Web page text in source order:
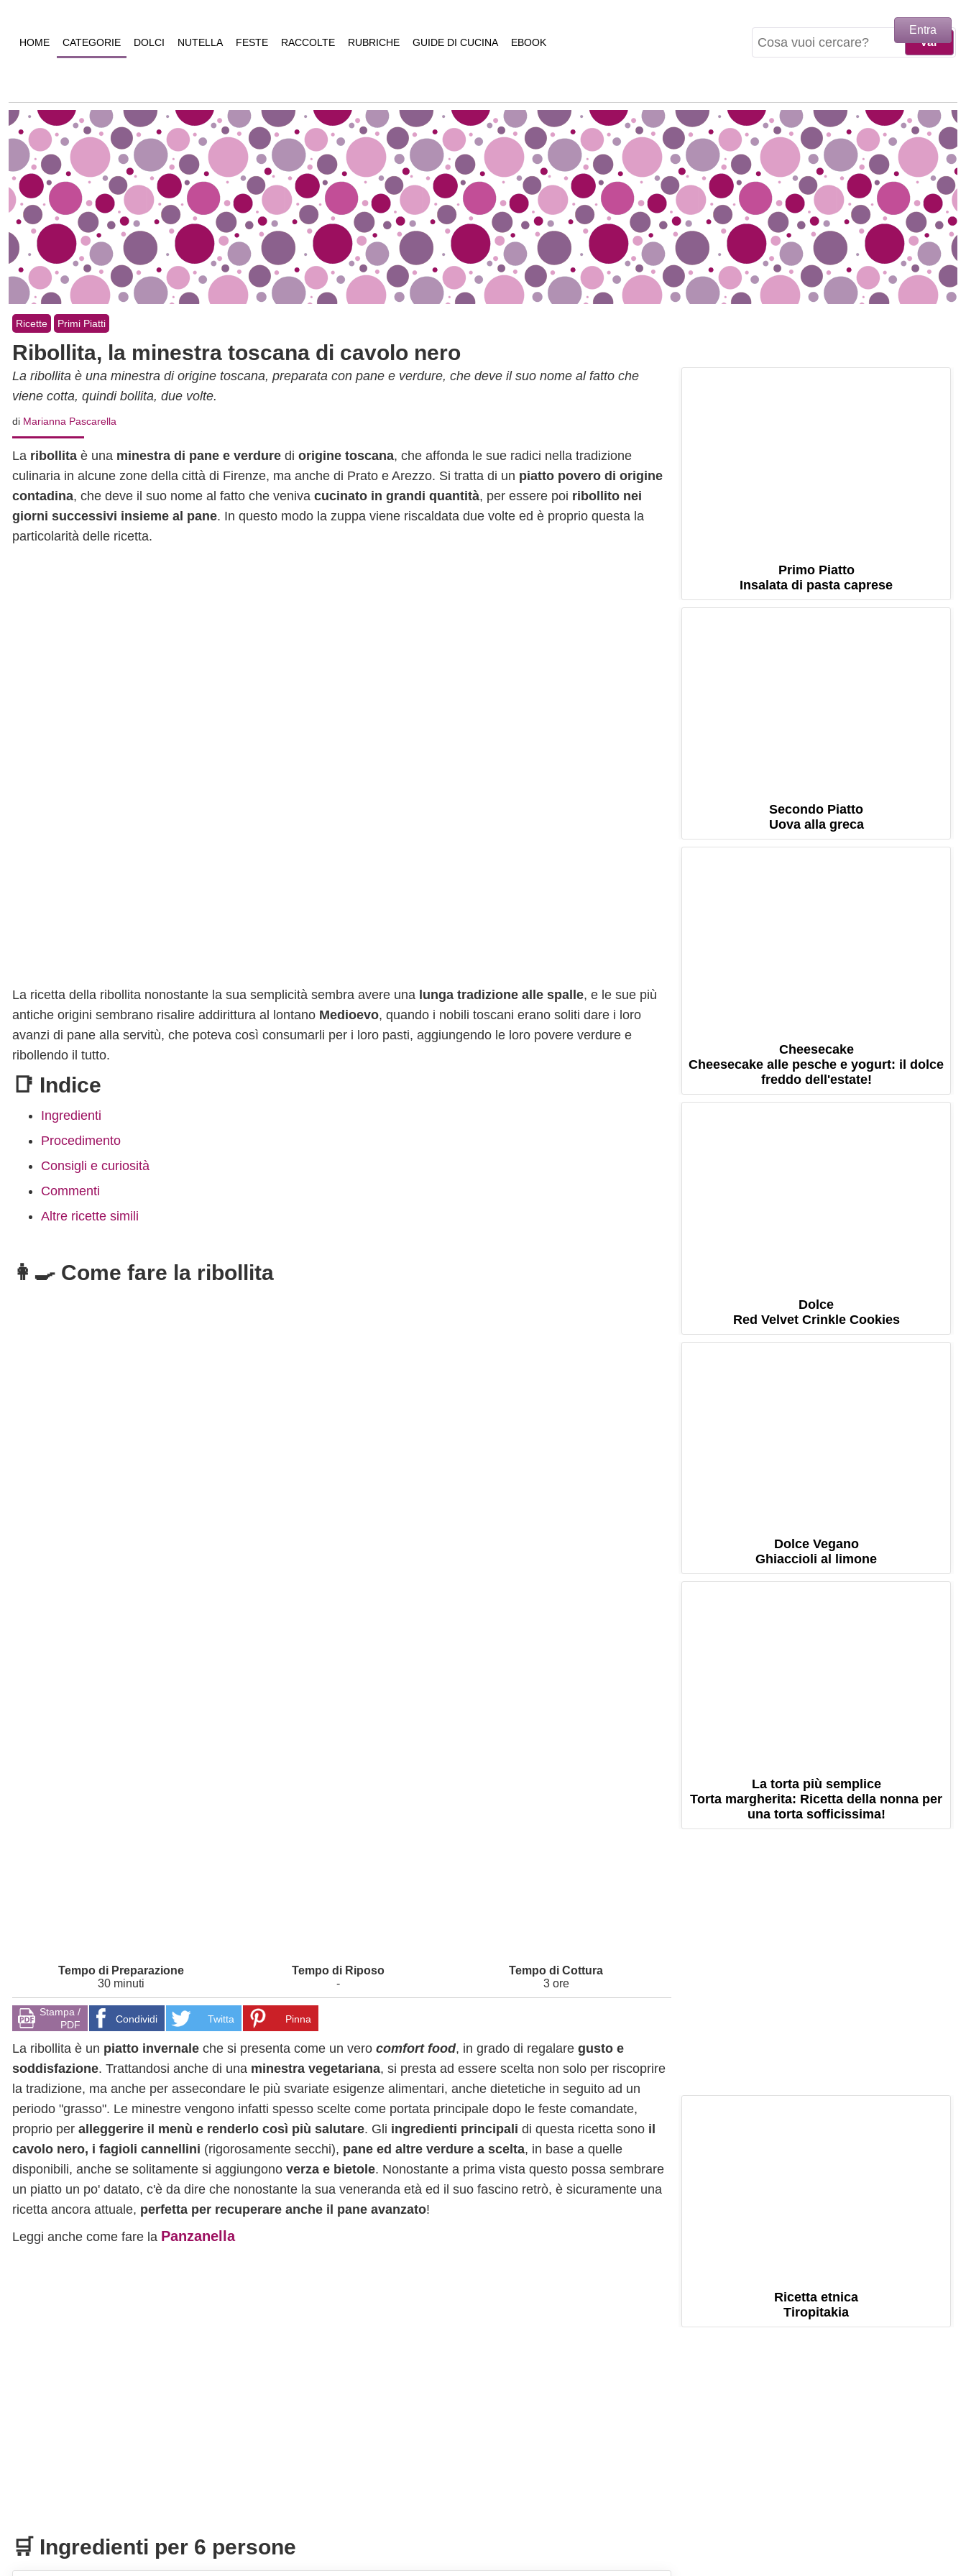
HOME CATEGORIE DOLCI NUTELLA FESTE RACCOLTE RUBRICHE GUIDE DI CUCINA EBOOK
Ricette Primi Piatti
Ribollita, la minestra toscana di cavolo nero
La ribollita è una minestra di origine toscana, preparata con pane e verdure, che deve il suo nome al fatto che
viene cotta, quindi bollita, due volte.
di Marianna Pascarella
La ribollita è una minestra di pane e verdure di origine toscana, che affonda le sue radici nella tradizione
culinaria in alcune zone della città di Firenze, ma anche di Prato e Arezzo. Si tratta di un piatto povero di origine
contadina, che deve il suo nome al fatto che veniva cucinato in grandi quantità, per essere poi ribollito nei
giorni successivi insieme al pane. In questo modo la zuppa viene riscaldata due volte ed è proprio questa la
particolarità delle ricetta.
La ricetta della ribollita nonostante la sua semplicità sembra avere una lunga tradizione alle spalle, e le sue più
antiche origini sembrano risalire addirittura al lontano Medioevo, quando i nobili toscani erano soliti dare i loro
avanzi di pane alla servitù, che poteva così consumarli per i loro pasti, aggiungendo le loro povere verdure e
ribollendo il tutto.
📑 Indice
Ingredienti
Procedimento
Consigli e curiosità
Commenti
Altre ricette simili
👩‍🍳 Come fare la ribollita
30 minuti - 3 ore
Stampa /
PDF
Condividi Twitta Pinna
La ribollita è un piatto invernale che si presenta come un vero comfort food, in grado di regalare gusto e
soddisfazione. Trattandosi anche di una minestra vegetariana, si presta ad essere scelta non solo per riscoprire
la tradizione, ma anche per assecondare le più svariate esigenze alimentari, anche dietetiche in seguito ad un
periodo "grasso". Le minestre vengono infatti spesso scelte come portata principale dopo le feste comandate,
proprio per alleggerire il menù e renderlo così più salutare. Gli ingredienti principali di questa ricetta sono il
cavolo nero, i fagioli cannellini (rigorosamente secchi), pane ed altre verdure a scelta, in base a quelle
disponibili, anche se solitamente si aggiungono verza e bietole. Nonostante a prima vista questo possa sembrare
un piatto un po' datato, c'è da dire che nonostante la sua veneranda età ed il suo fascino retrò, è sicuramente una
ricetta ancora attuale, perfetta per recuperare anche il pane avanzato!
Leggi anche come fare la Panzanella
🛒 Ingredienti per 6 persone
Primo Piatto
Insalata di pasta caprese
Secondo Piatto
Uova alla greca
Cheesecake
Cheesecake alle pesche e yogurt: il dolce
freddo dell'estate!
Dolce
Red Velvet Crinkle Cookies
Dolce Vegano
Ghiaccioli al limone
La torta più semplice
Torta margherita: Ricetta della nonna per
una torta sofficissima!
Ricetta etnica
Tiropitakia
Entra